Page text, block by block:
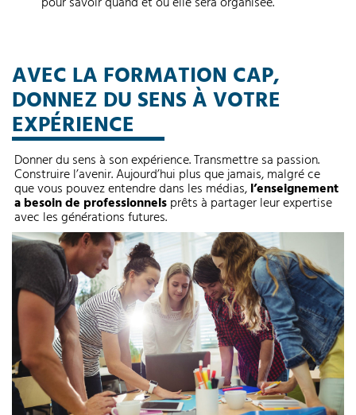
AVEC LA FORMATION CAP,
DONNEZ DU SENS À VOTRE
EXPÉRIENCE
Donner du sens à son expérience. Transmettre sa passion.
Construire l’avenir. Aujourd’hui plus que jamais, malgré ce
que vous pouvez entendre dans les médias,l’enseignement
a besoin de professionnelsprêts à partager leur expertise
avec les générations futures.